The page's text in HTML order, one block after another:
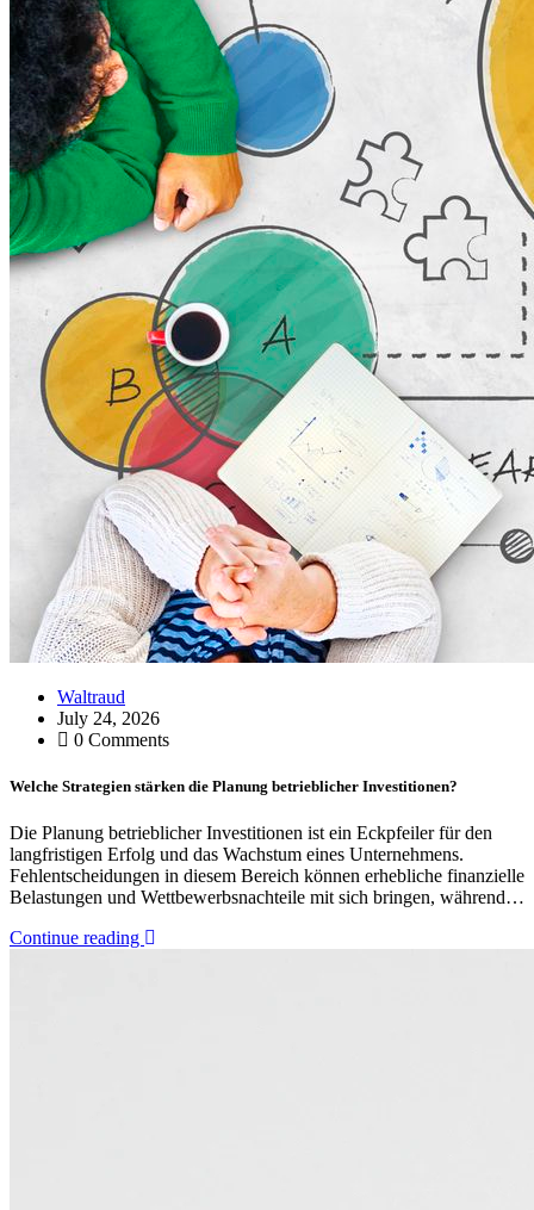
Waltraud
July 24, 2026
0 Comments
Welche Strategien stärken die Planung betrieblicher Investitionen?
Die Planung betrieblicher Investitionen ist ein Eckpfeiler für den
langfristigen Erfolg und das Wachstum eines Unternehmens.
Fehlentscheidungen in diesem Bereich können erhebliche finanzielle
Belastungen und Wettbewerbsnachteile mit sich bringen, während…
Continue reading